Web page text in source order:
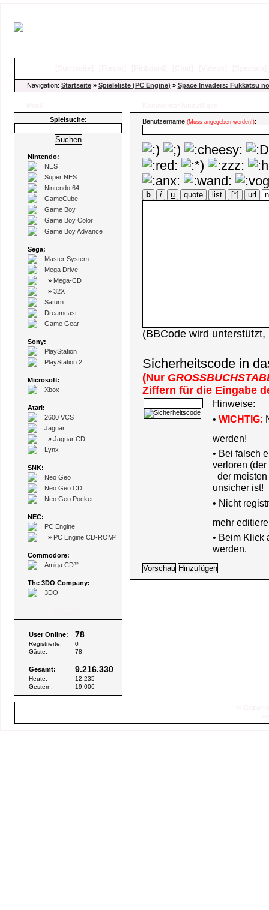
Navigation: Startseite» Spieleliste (PC Engine) » Space Invaders: Fukkatsu
Spielsuche:
Nintendo:
NES
Super NES
Nintendo 64
GameCube
Game Boy
Game Boy Color
Game Boy Advance
Sega:
Master System
Mega Drive
» Mega-CD
» 32X
Saturn
Dreamcast
Game Gear
Sony:
PlayStation
PlayStation 2
Microsoft:
Xbox
Atari:
2600 VCS
Jaguar
» Jaguar CD
Lynx
SNK:
Neo Geo
Neo Geo CD
Neo Geo Pocket
NEC:
PC Engine
» PC Engine CD-ROM²
Commodore:
Amiga CD³²
The 3DO Company:
3DO
User Online: 78
Registrierte:
0
Gäste:
78
Gesamt: 9.216.330
Heute:
12.235
Gestern:
19.006
Benutzername (Muss angegeben werden!):
b i u quote list [*] url
(BBCode wird
Sicherheitscode in
(Nur
Ziffern für die Eingabe
Hinweise:
• WICHTIG:
werden!
• Bei falsch
verloren
der
unsicher ist!
• Nicht
mehr
• Beim Klick
werden.